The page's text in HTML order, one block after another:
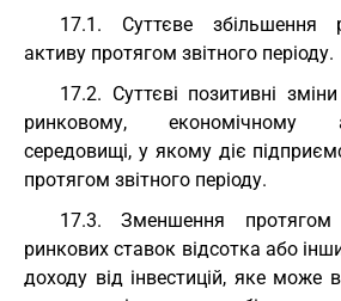
17.1. Суттєве збільшення
активу протягом звітного періоду.
17.2. Суттєві позитивні
ринковому, економічному
середовищі, у якому діє
протягом звітного періоду.
17.3. Зменшення протягом
ринкових ставок відсотка або
доходу від інвестицій, яке може